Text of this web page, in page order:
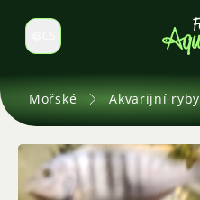
Select language
Mořské Akvarijní ryby